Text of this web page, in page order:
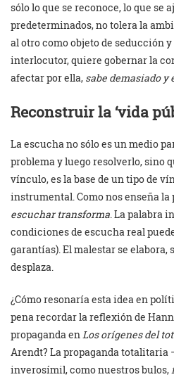
sólo lo que se reconoce, lo que se
predeterminados, no tolera la
al otro como objeto de seducción
interlocutor, quiere gobernar la
afectar por ella, sabe demasiado y
Reconstruir la ‘vida
La escucha no sólo es un medio
problema y luego resolverlo, sino
vínculo, es la base de un tipo de
instrumental. Como nos enseña
escuchar transforma . La palabra
condiciones de escucha real
garantías). El malestar se elabora,
desplaza.
¿Cómo resonaría esta idea en
pena recordar la reflexión de
propaganda en Los orígenes del
Arendt? La propaganda
inverosímil, como nuestros bulos,